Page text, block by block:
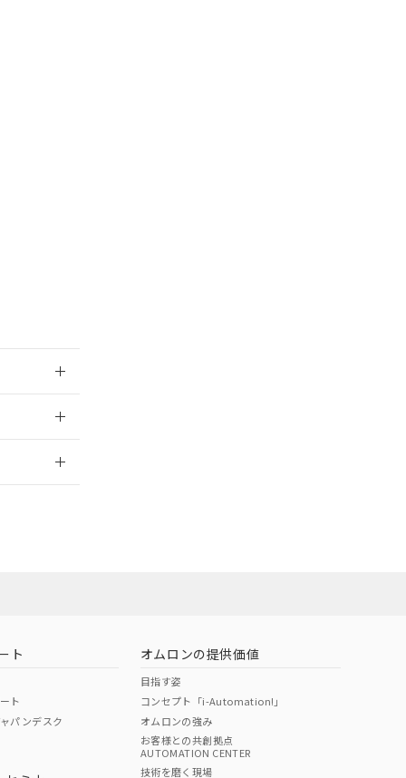
年1月12日よ
ト
ト
パンデスク
オムロンの提供価値
目指す姿
コンセプト「i-Automation!」
オムロンの強み
お客様との共創拠点
AUTOMATION CENTER
技術を磨く現場